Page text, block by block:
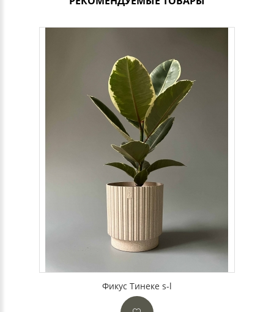
Фикус Тинеке s-l